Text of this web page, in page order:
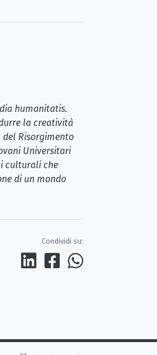
humanitatis.
la creatività
Risorgimento
Universitari
culturali che
di un mondo
Condividi su: